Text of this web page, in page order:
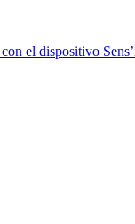
el dispositivo